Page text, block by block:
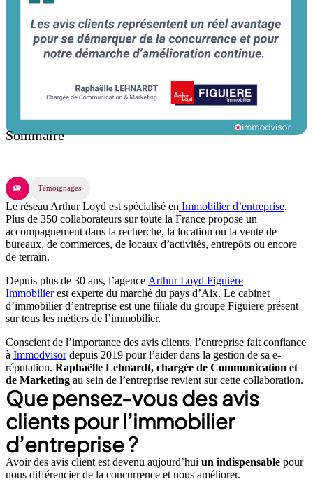
Sommaire
Témoignages
Le réseau Arthur Loyd est spécialisé en Immobilier d’entreprise.
Plus de 350 collaborateurs sur toute la France propose un
accompagnement dans la recherche, la location ou la vente de
bureaux, de commerces, de locaux d’activités, entrepôts ou encore
de terrain.
Depuis plus de 30 ans, l’agence Arthur Loyd Figuiere
Immobilierest experte du marché du pays d’Aix. Le cabinet
d’immobilier d’entreprise est une filiale du groupe Figuiere présent
sur tous les métiers de l’immobilier.
Conscient de l’importance des avis clients, l’entreprise fait confiance
à Immodvisordepuis 2019 pour l’aider dans la gestion de sa e-
réputation. Raphaëlle Lehnardt, chargée de Communication et
de Marketing au sein de l’entreprise revient sur cette collaboration.
Que pensez-vous des avis
clients pour l’immobilier
d’entreprise ?
Avoir des avis client est devenu aujourd’hui un indispensable pour
nous différencier de la concurrence et nous améliorer.